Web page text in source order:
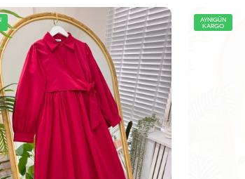
AYNIGÜN
KARGO